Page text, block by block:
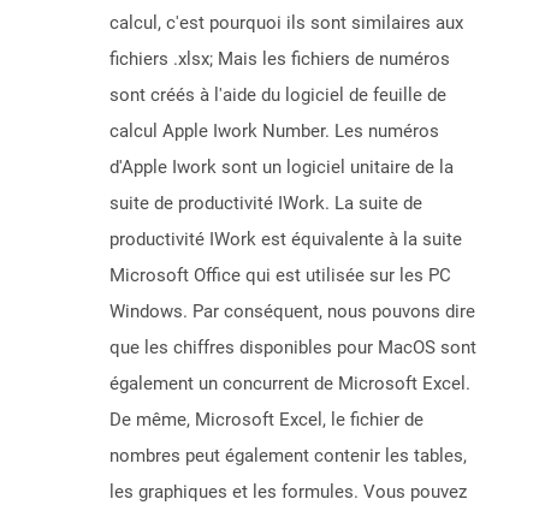
calcul, c'est pourquoi ils sont similaires aux
fichiers .xlsx; Mais les fichiers de numéros
sont créés à l'aide du logiciel de feuille de
calcul Apple Iwork Number. Les numéros
d'Apple Iwork sont un logiciel unitaire de la
suite de productivité IWork. La suite de
productivité IWork est équivalente à la suite
Microsoft Office qui est utilisée sur les PC
Windows. Par conséquent, nous pouvons dire
que les chiffres disponibles pour MacOS sont
également un concurrent de Microsoft Excel.
De même, Microsoft Excel, le fichier de
nombres peut également contenir les tables,
les graphiques et les formules. Vous pouvez